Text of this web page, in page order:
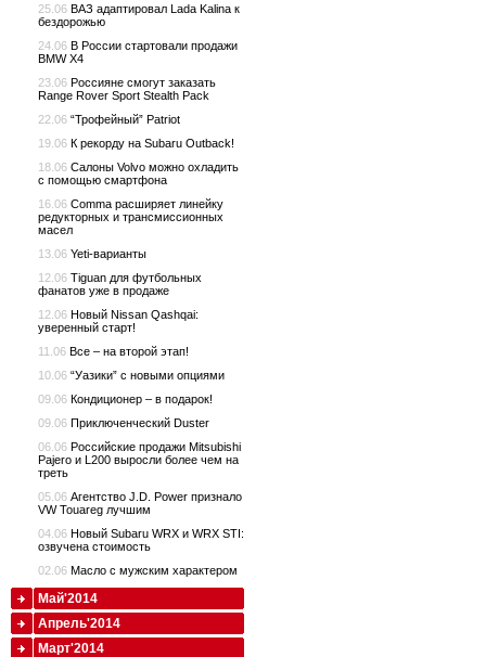
25.06 ВАЗ адаптировал Lada Kalina к
бездорожью
24.06 В России стартовали продажи
BMW X4
23.06 Россияне смогут заказать
Range Rover Sport Stealth Pack
22.06 “Трофейный” Patriot
19.06 К рекорду на Subaru Outback!
18.06 Салоны Volvo можно охладить
с помощью смартфона
16.06 Comma расширяет линейку
редукторных и трансмиссионных
масел
13.06 Yeti-варианты
12.06 Tiguan для футбольных
фанатов уже в продаже
12.06 Новый Nissan Qashqai:
уверенный старт!
11.06 Все – на второй этап!
10.06 “Уазики” с новыми опциями
09.06 Кондиционер – в подарок!
09.06 Приключенческий Duster
06.06 Российские продажи Mitsubishi
Pajero и L200 выросли более чем на
треть
05.06 Агентство J.D. Power признало
VW Touareg лучшим
04.06 Новый Subaru WRX и WRX STI:
озвучена стоимость
02.06 Масло с мужским характером
Май'2014
Апрель'2014
Март'2014